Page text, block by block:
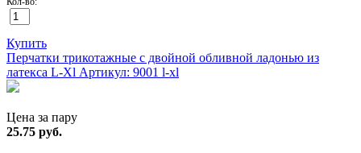
Купить
Перчатки трикотажные с двойной обливной ладонью из
латекса L-Xl Артикул: 9001 l-xl
Цена за пару
25.75 руб.